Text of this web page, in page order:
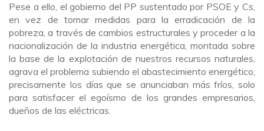
Pese a ello, el gobierno del PP sustentado por PSOE y Cs,
en vez de tomar medidas para la erradicación de la
pobreza, a través de cambios estructurales y proceder a la
nacionalización de la industria energética, montada sobre
la base de la explotación de nuestros recursos naturales,
agrava el problema subiendo el abastecimiento energético,
precisamente los días que se anunciaban más fríos, solo
para satisfacer el egoísmo de los grandes empresarios,
dueños de las eléctricas.